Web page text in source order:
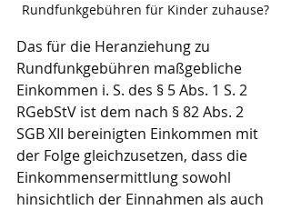
Rundfunkgebühren für Kinder zuhause?
Das für die Heranziehung zu
Rundfunkgebühren maßgebliche
Einkommen i. S. des § 5 Abs. 1 S. 2
RGebStV ist dem nach § 82 Abs. 2
SGB XII bereinigten Einkommen mit
der Folge gleichzusetzen, dass die
Einkommensermittlung sowohl
hinsichtlich der Einnahmen als auch